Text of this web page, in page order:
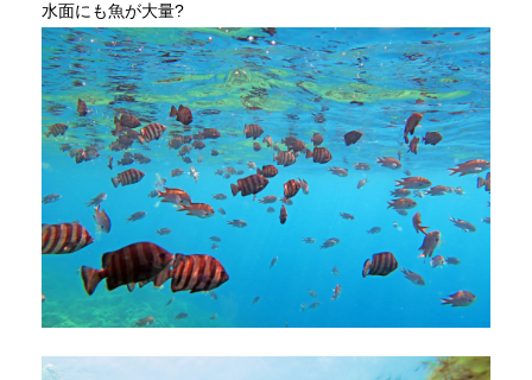
水面にも魚が大量?